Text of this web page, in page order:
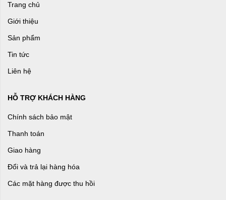
Trang chủ
Giới thiệu
Sản phẩm
Tin tức
Liên hệ
HỖ TRỢ KHÁCH HÀNG
Chính sách bảo mật
Thanh toán
Giao hàng
Đổi và trả lại hàng hóa
Các mặt hàng được thu hồi